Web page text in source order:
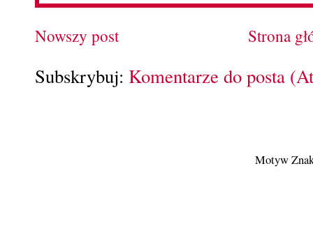
Nowszy post Strona
Subskrybuj: Komentarze do posta
Motyw